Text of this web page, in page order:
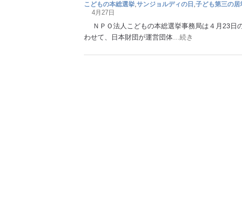
こどもの本総選挙,サンジョルディの日 ,子ども第三の居
4月27日
ＮＰＯ法人こどもの本総選挙事務局は４月23日
わせて、日本財団が運営団体 …続き